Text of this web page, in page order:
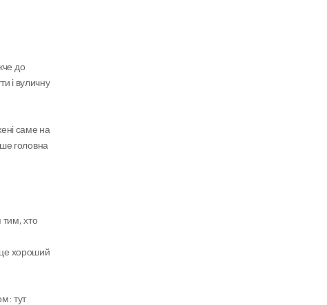
до
і вуличну
саме на
головна
тим, хто
хороший
тут